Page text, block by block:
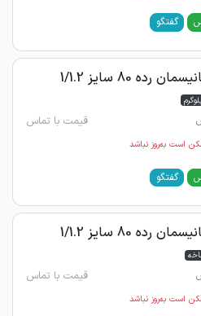
گفتگو
رده 80 سایز 1/1.2
قیمت با تماس
است به‌روز نباشد
گفتگو
رده 80 سایز 1/1.2
قیمت با تماس
است به‌روز نباشد